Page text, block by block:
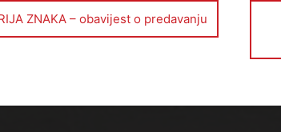
ZNAKA – obavijest o predavanju